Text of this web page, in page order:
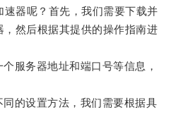
器呢？首先，我们需要下载并
然后根据其提供的操作指南进
务器地址和端口号等信息，
的设置方法，我们需要根据具